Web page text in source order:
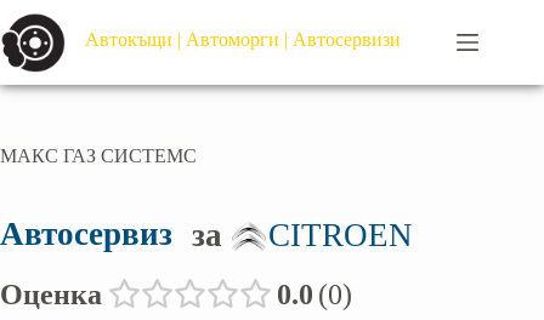
Автокъщи | Автоморги | Автосервизи
МАКС ГАЗ СИСТЕМС
Автосервиз за CITROEN
Оценка 0.0 0